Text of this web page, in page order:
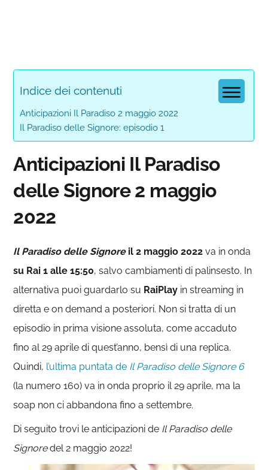
Indice dei contenuti
Anticipazioni Il Paradiso 2 maggio 2022
Il Paradiso delle Signore: episodio 1
Anticipazioni Il Paradiso
delle Signore 2 maggio
2022
Il Paradiso delle Signoreil 2 maggio 2022 va in onda
su Rai 1 alle 15:50, salvo cambiamenti di palinsesto. In
alternativa puoi guardarlo su RaiPlay in streaming in
diretta e on demand a posteriori. Non si tratta di un
episodio in prima visione assoluta, come accaduto
fino al 29 aprile di quest’anno, bensì di una replica.
Quindi, l’ultima puntata de Il Paradiso delle Signore 6
(la numero 160) va in onda proprio il 29 aprile, ma la
soap non ci abbandona fino a settembre.
Di seguito trovi le anticipazioni de Il Paradiso delle
Signoredel 2 maggio 2022!